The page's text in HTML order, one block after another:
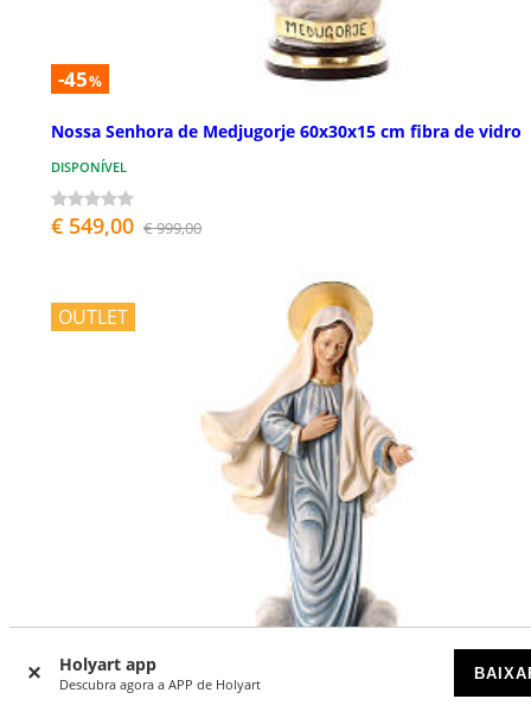
Holyart app
Descubra agora a APP de Holyart
-45%
Nossa Senhora de Medjugorje 60x30x15 cm fibra de vidro
DISPONÍVEL
€ 549,00 € 999,00
OUTLET